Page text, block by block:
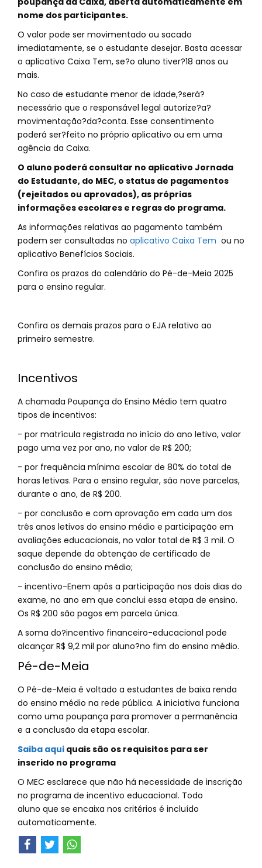
nome dos participantes.
O valor pode ser movimentado ou sacado
imediatamente, se o estudante desejar. Basta acessar
o aplicativo Caixa Tem, se?o aluno tiver?18 anos ou
mais.
No caso de estudante menor de idade,?será?
necessário que o responsável legal autorize?a?
movimentação?da?conta. Esse consentimento
poderá ser?feito no próprio aplicativo ou em uma
agência da Caixa.
O aluno poderá consultar no aplicativo Jornada
do Estudante, do MEC, o status de pagamentos
(rejeitados ou aprovados), as próprias
informações escolares e regras do programa.
As informações relativas ao pagamento também
podem ser consultadas no aplicativo Caixa Tem ou no
aplicativo Benefícios Sociais.
Confira os prazos do calendário do Pé-de-Meia 2025
para o ensino regular.
Confira os demais prazos para o EJA relativo ao
primeiro semestre.
Incentivos
A chamada Poupança do Ensino Médio tem quatro
tipos de incentivos:
- por matrícula registrada no início do ano letivo, valor
pago uma vez por ano, no valor de R$ 200;
- por frequência mínima escolar de 80% do total de
horas letivas. Para o ensino regular, são nove parcelas,
durante o ano, de R$ 200.
- por conclusão e com aprovação em cada um dos
três anos letivos do ensino médio e participação em
avaliações educacionais, no valor total de R$ 3 mil. O
saque depende da obtenção de certificado de
conclusão do ensino médio;
- incentivo-Enem após a participação nos dois dias do
exame, no ano em que conclui essa etapa de ensino.
Os R$ 200 são pagos em parcela única.
A soma do?incentivo financeiro-educacional pode
alcançar R$ 9,2 mil por aluno?no fim do ensino médio.
Pé-de-Meia
O Pé-de-Meia é voltado a estudantes de baixa renda
do ensino médio na rede pública. A iniciativa funciona
como uma poupança para promover a permanência
e a conclusão da etapa escolar.
Saiba aqui quais são os requisitos para ser
inserido no programa
O MEC esclarece que não há necessidade de inscrição
no programa de incentivo educacional. Todo
aluno que se encaixa nos critérios é incluído
automaticamente.